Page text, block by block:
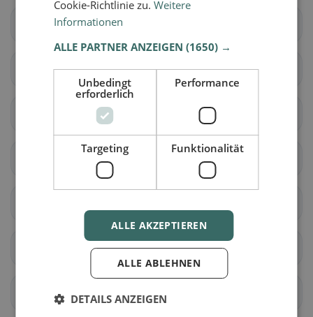
Barbianello
Bastida Pancarana Battuda
Bereguardo
dorf-priolo
Bosnasco
brallo-von-pregola
Cookie-Richtlinie zu.Weitere
Informationen
ALLE PARTNER ANZEIGEN(1650) →
Unbedingt
erforderlich
Performance
Targeting Funktionalität
ALLE AKZEPTIEREN
ALLE ABLEHNEN
DETAILS ANZEIGEN